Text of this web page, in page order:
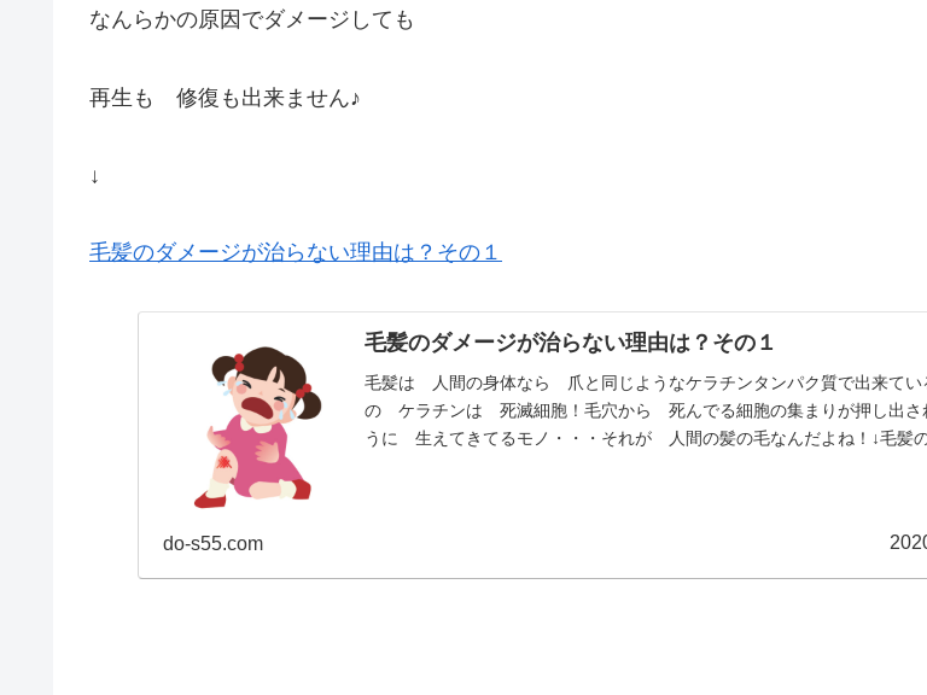
なんらかの原因でダメージしても
再生も 修復も出来ません♪
↓
毛髪のダメージが治らない理由は？その１
毛髪のダメージが治らない理由は？その１
毛髪は 人間の身体なら 爪と同じようなケラチンタンパク質で出来てい
の ケラチンは 死滅細胞！毛穴から 死んでる細胞の集まりが押し出さ
うに 生えてきてるモノ・・・それが 人間の髪の毛なんだよね！↓毛髪の
do-s55.com